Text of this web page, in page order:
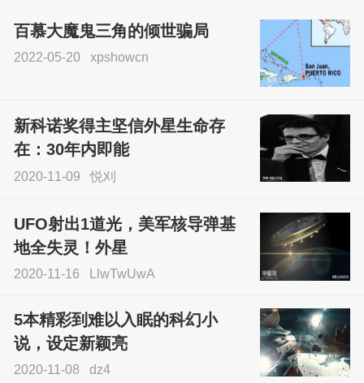
sskfn
百慕大魔鬼三角的倾世骗局
2022-05-20 xpshowcn
新科诺奖得主坚信外星生命存
在：30年内即能
2020-11-09 悦刈
UFO射出1道光，美军核导弹基
地全失灵！外星
2020-11-16 LlwTwUwA
5本精彩到难以入眠的科幻小
说，设定新颖亮
2020-11-08 dz4